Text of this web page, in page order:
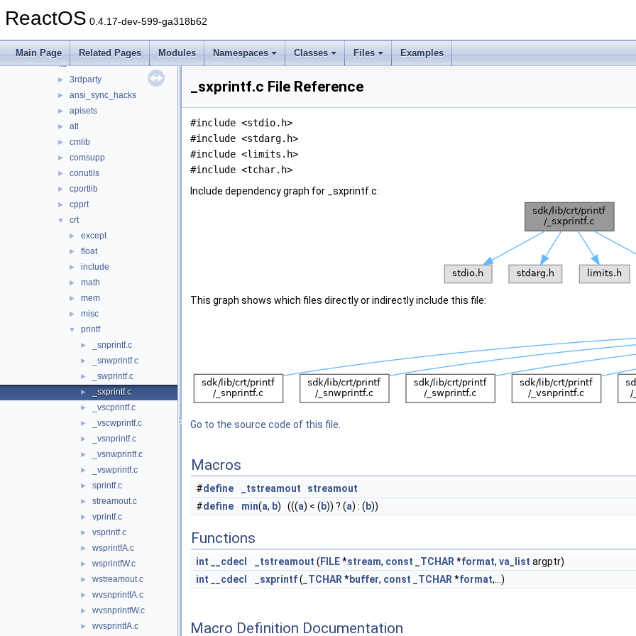
ReactOS 0.4.17-dev-599-ga318b62
Main Page Related Pages Modules Namespaces Classes Files Examples
► ntoskrnl
► include
▼ lib
► 3rdparty
► ansi_sync_hacks
► apisets
► atl
► cmlib
► comsupp
► conutils
► cportlib
► cpprt
▼ crt
► except
► float
► include
► math
► mem
► misc
▼ printf
► _snprintf.c
► _snwprintf.c
► _swprintf.c
► _sxprintf.c
► _vscprintf.c
► _vscwprintf.c
► _vsnprintf.c
► _vsnwprintf.c
► _vswprintf.c
► sprintf.c
► streamout.c
► vprintf.c
► vsprintf.c
► wsprintfA.c
► wsprintfW.c
► wstreamout.c
► wvsnprintfA.c
► wvsnprintfW.c
► wvsprintfA.c
_sxprintf.c File Reference
#include <stdio.h>
#include <stdarg.h>
#include <limits.h>
#include <tchar.h>
Include dependency graph for _sxprintf.c:
This graph shows which files directly or indirectly include this file:
Go to the source code of this file.
Macros
#define _tstreamout
streamout
#define min(a, b) (((a) < ( b)) ? (a) : ( b))
Functions
int __cdecl _tstreamout ( FILE*stream, const _TCHAR *format, va_list argptr)
int
__cdecl _sxprintf( _TCHAR *buffer, const _TCHAR *format,...)
Macro Definition Documentation